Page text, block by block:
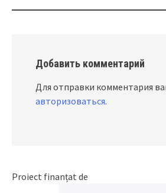
Добавить комментарий
Для отправки комментария
авторизоваться.
Proiect finanțat de